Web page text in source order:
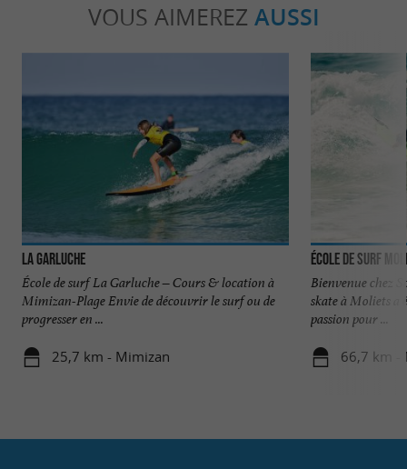
VOUS AIMEREZ AUSSI
La Garluche
École de surf La Garluche – Cours & location à
Mimizan-Plage Envie de découvrir le surf ou de
progresser en ...
25,7 km - Mimizan
École de Surf
Bienvenue chez
skate à Moliets a
passion pour ...
66,7 km -